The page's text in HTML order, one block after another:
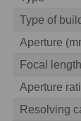
OIII3
SII2
Planetární 6
Type of
Aperture
Focal
Aperture
Resolving